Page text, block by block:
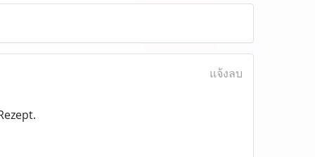
แจ้งลบ